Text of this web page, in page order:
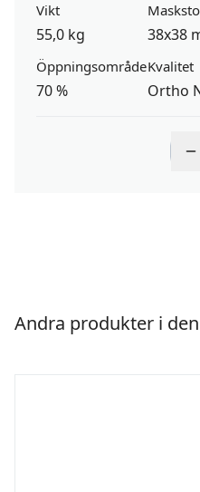
Vikt
55,0 kg 38x38
Öppningsområde
70 %
Kvalitet
Ortho
Andra produkter i